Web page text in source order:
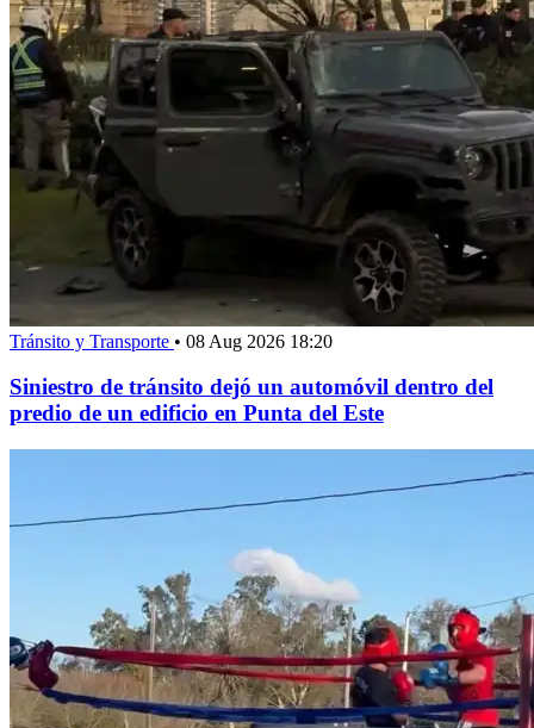
Tránsito y Transporte • 08 Aug 2026 18:20
Siniestro de tránsito dejó un automóvil dentro del
predio de un edificio en Punta del Este